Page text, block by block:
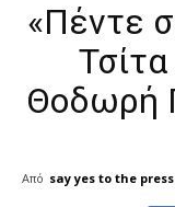
«Πέντε
Θοδωρή
Από say yes to the press